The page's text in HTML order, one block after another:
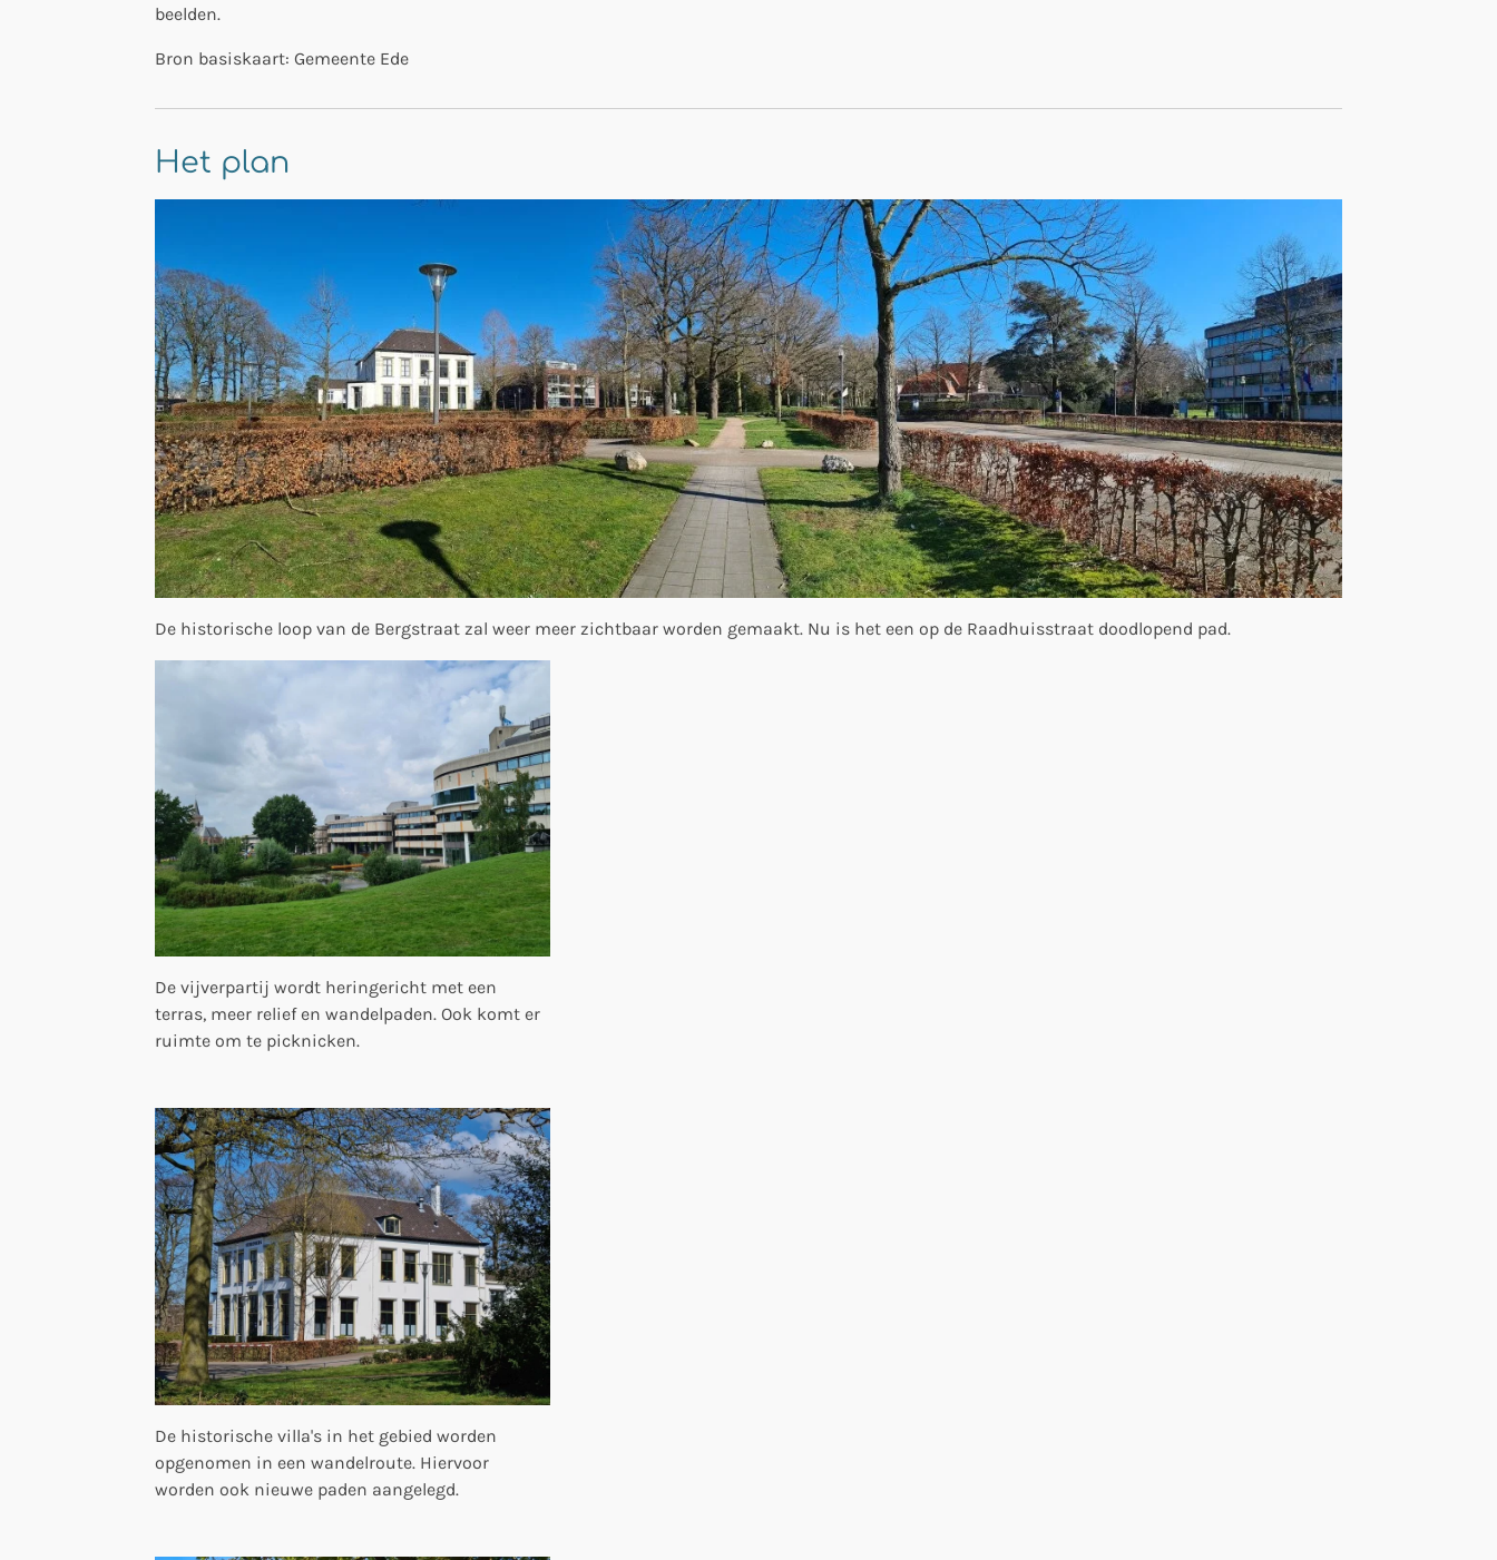
beelden.
Bron basiskaart: Gemeente Ede
Het plan
De historische loop van de Bergstraat zal weer meer zichtbaar worden gemaakt. Nu is het een op de Raadhuisstraat doodlopend pad.
De vijverpartij wordt heringericht met een
terras, meer relief en wandelpaden. Ook komt er
ruimte om te picknicken.
De historische villa's in het gebied worden
opgenomen in een wandelroute. Hiervoor
worden ook nieuwe paden aangelegd.